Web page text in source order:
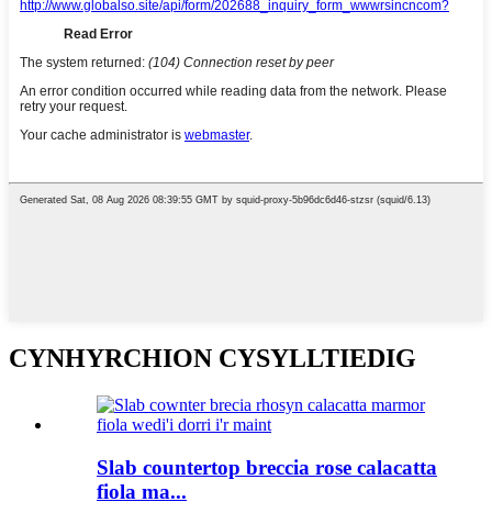
CYNHYRCHION CYSYLLTIEDIG
Slab countertop breccia rose calacatta
fiola ma...